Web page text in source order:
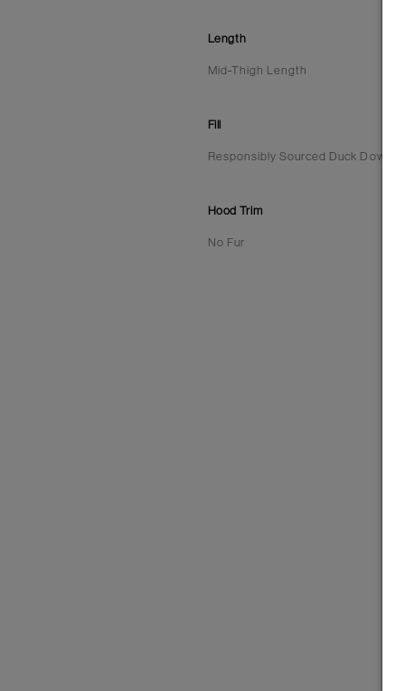
Length
Mid-Thigh Length
Fill
Responsibly Sourced Duck Down |
Hood Trim
No Fur